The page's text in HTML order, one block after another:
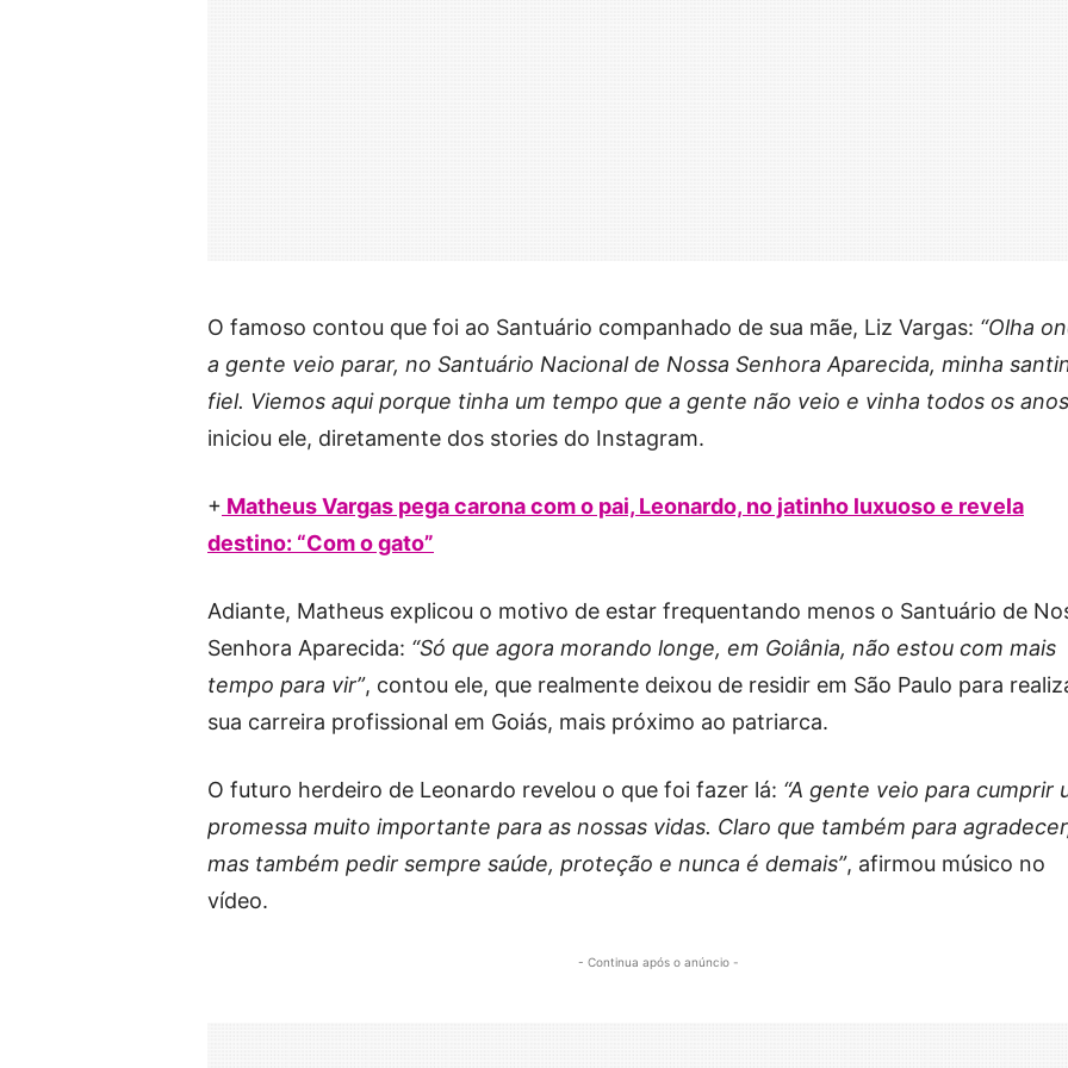
O famoso contou que foi ao Santuário companhado de sua mãe, Liz Vargas: “Olha
a gente veio parar, no Santuário Nacional de Nossa Senhora Aparecida, minha
fiel. Viemos aqui porque tinha um tempo que a gente não veio e vinha todos os
iniciou ele, diretamente dos stories do Instagram.
+ Matheus Vargas pega carona com o pai, Leonardo, no jatinho luxuoso e revela
destino: “Com o gato”
Adiante, Matheus explicou o motivo de estar frequentando menos o Santuário de
Senhora Aparecida: “Só que agora morando longe, em Goiânia, não estou com mais
tempo para vir”, contou ele, que realmente deixou de residir em São Paulo para
sua carreira profissional em Goiás, mais próximo ao patriarca.
O futuro herdeiro de Leonardo revelou o que foi fazer lá: “A gente veio para cumprir
promessa muito importante para as nossas vidas. Claro que também para
mas também pedir sempre saúde, proteção e nunca é demais”, afirmou músico no
vídeo.
- Continua após o anúncio -